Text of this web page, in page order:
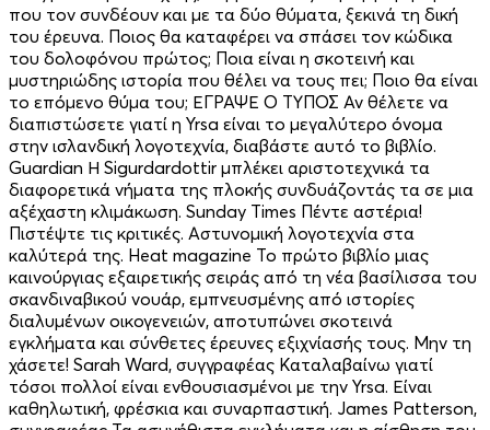
που τον συνδέουν και με τα δύο θύματα, ξεκινά τη δική
του έρευνα. Ποιος θα καταφέρει να σπάσει τον κώδικα
του δολοφόνου πρώτος; Ποια είναι η σκοτεινή και
μυστηριώδης ιστορία που θέλει να τους πει; Ποιο θα είναι
το επόμενο θύμα του; ΕΓΡΑΨΕ Ο ΤΥΠΟΣ Αν θέλετε να
διαπιστώσετε γιατί η Yrsa είναι το μεγαλύτερο όνομα
στην ισλανδική λογοτεχνία, διαβάστε αυτό το βιβλίο.
Guardian Η Sigurdardottir μπλέκει αριστοτεχνικά τα
διαφορετικά νήματα της πλοκής συνδυάζοντάς τα σε μια
αξέχαστη κλιμάκωση. Sunday Times Πέντε αστέρια!
Πιστέψτε τις κριτικές. Αστυνομική λογοτεχνία στα
καλύτερά της. Heat magazine Το πρώτο βιβλίο μιας
καινούργιας εξαιρετικής σειράς από τη νέα βασίλισσα του
σκανδιναβικού νουάρ, εμπνευσμένης από ιστορίες
διαλυμένων οικογενειών, αποτυπώνει σκοτεινά
εγκλήματα και σύνθετες έρευνες εξιχνίασής τους. Μην τη
χάσετε! Sarah Ward, συγγραφέας Καταλαβαίνω γιατί
τόσοι πολλοί είναι ενθουσιασμένοι με την Yrsa. Είναι
καθηλωτική, φρέσκια και συναρπαστική. James Patterson,